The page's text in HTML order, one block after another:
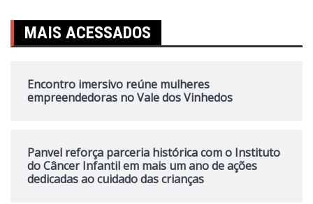
MAIS ACESSADOS
Encontro imersivo reúne mulheres
empreendedoras no Vale dos Vinhedos
Panvel reforça parceria histórica com o Instituto
do Câncer Infantil em mais um ano de ações
dedicadas ao cuidado das crianças